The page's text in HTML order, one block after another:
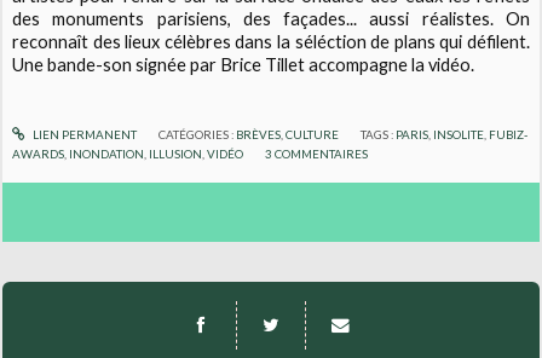
des monuments parisiens, des façades... aussi réalistes. On
reconnaît des lieux célèbres dans la séléction de plans qui défilent.
Une bande-son signée par Brice Tillet accompagne la vidéo.
LIEN PERMANENT CATÉGORIES : BRÈVES, CULTURE TAGS : PARIS INSOLITE FUBIZ-
AWARDS INONDATION ILLUSION ,VIDÉO 3 COMMENTAIRES